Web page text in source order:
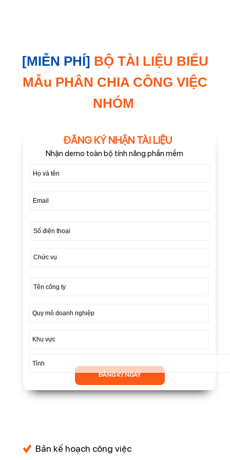
ĐĂNG KÝ NGAY
ĐĂNG KÝ NHẬN TÀI LIỆU
Nhận demo toàn bộ tính năng phần mềm
[MIỄN PHÍ] BỘ TÀI LIỆU BIỂU
MẪu PHÂN CHIA CÔNG VIỆC
NHÓM
Bản kế hoạch công việc